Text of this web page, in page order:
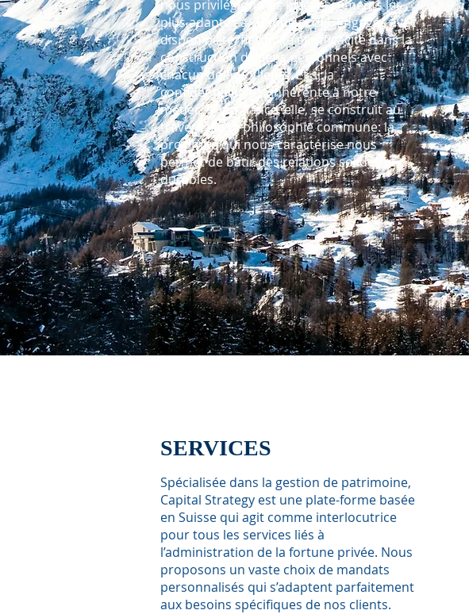
nous privilégions les investissements les
plus adaptés à chaque profil. Engagés avec
disponibilité, flexibilité et efficacité dans la
construction de liens personnels avec
chacun de nos clients. Et si la
confidentialité est inhérente à notre
métier, la confiance, elle, se construit au
travers d’une philosophie commune: la
proximité qui nous caractérise nous
permet de bâtir des relations solides et
durables.
Spécialisée dans la gestion de patrimoine,
Capital Strategy est une plate-forme basée
en Suisse qui agit comme interlocutrice
pour tous les services liés à
l’administration de la fortune privée. Nous
proposons un vaste choix de mandats
personnalisés qui s’adaptent parfaitement
aux besoins spécifiques de nos clients.
SERVICES